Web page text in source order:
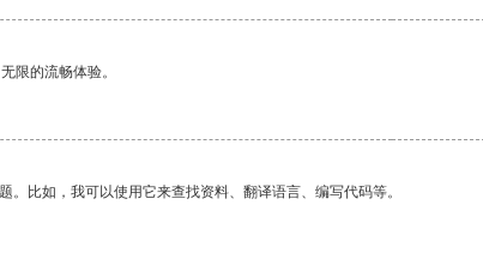
限的流畅体验。
。比如，我可以使用它来查找资料、翻译语言、编写代码等。